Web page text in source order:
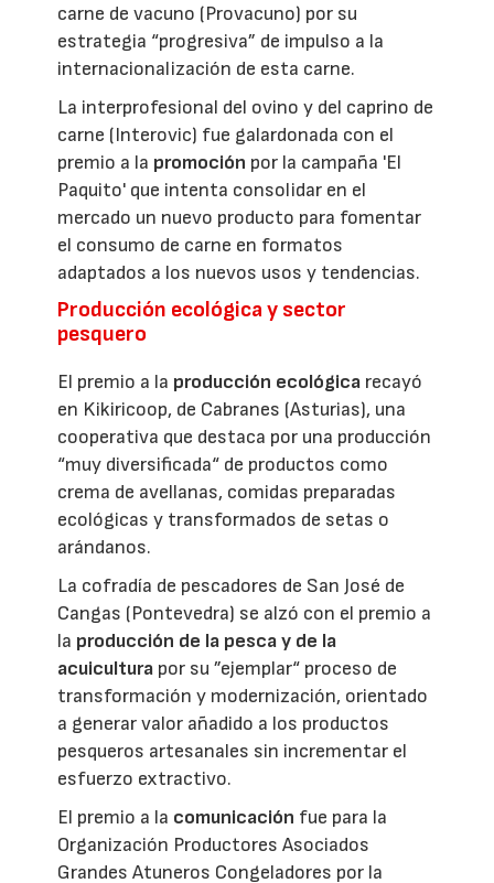
carne de vacuno (Provacuno) por su
estrategia “progresiva” de impulso a la
internacionalización de esta carne.
La interprofesional del ovino y del caprino de
carne (Interovic) fue galardonada con el
premio a la promoción por la campaña 'El
Paquito' que intenta consolidar en el
mercado un nuevo producto para fomentar
el consumo de carne en formatos
adaptados a los nuevos usos y tendencias.
Producción ecológica y sector
pesquero
El premio a la producción ecológica recayó
en Kikiricoop, de Cabranes (Asturias), una
cooperativa que destaca por una producción
“muy diversificada“ de productos como
crema de avellanas, comidas preparadas
ecológicas y transformados de setas o
arándanos.
La cofradía de pescadores de San José de
Cangas (Pontevedra) se alzó con el premio a
la producción de la pesca y de la
acuicultura por su ”ejemplar“ proceso de
transformación y modernización, orientado
a generar valor añadido a los productos
pesqueros artesanales sin incrementar el
esfuerzo extractivo.
El premio a la comunicación fue para la
Organización Productores Asociados
Grandes Atuneros Congeladores por la